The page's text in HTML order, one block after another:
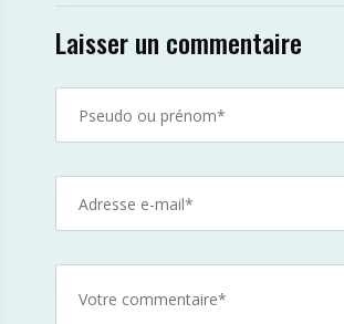
Laisser un commentaire